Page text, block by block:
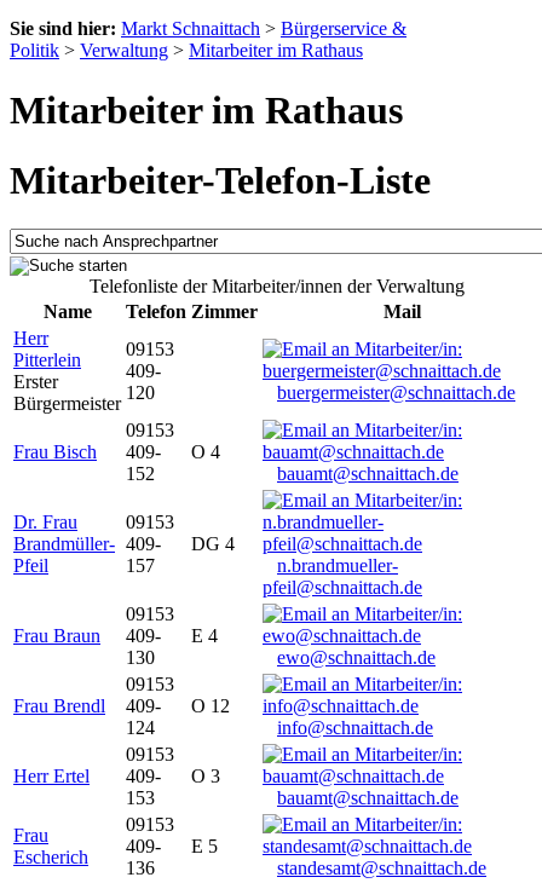
Sie sind hier: Markt Schnaittach > Bürgerservice &
Politik > Verwaltung > Mitarbeiter im Rathaus
Mitarbeiter im Rathaus
Mitarbeiter-Telefon-Liste
Telefonliste der Mitarbeiter/innen der Verwaltung
Name
Telefon Zimmer
Mail
Herr
Pitterlein
Erster
Bürgermeister
09153
409-
120
buergermeister@schnaittach.de
Frau Bisch
09153
409-
152
O 4
bauamt@schnaittach.de
Dr. Frau
Brandmüller-
Pfeil
09153
409-
157
DG 4
n.brandmueller-
pfeil@schnaittach.de
Frau Braun
09153
409-
130
E 4
ewo@schnaittach.de
Frau Brendl
09153
409-
124
O 12
info@schnaittach.de
Herr Ertel
09153
409-
153
O 3
bauamt@schnaittach.de
Frau
Escherich
09153
409-
136
E 5
standesamt@schnaittach.de